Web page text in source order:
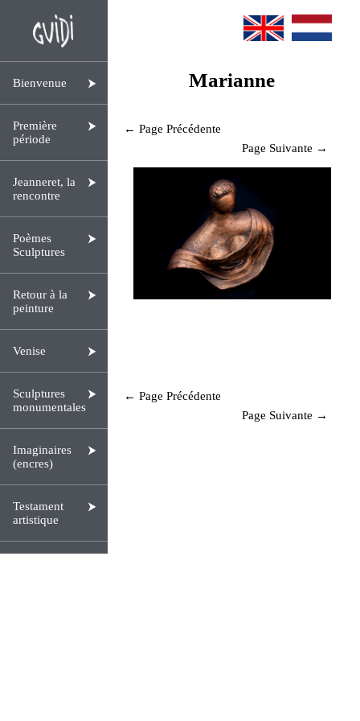
Bienvenue
Première
période
Jeanneret, la
rencontre
Poèmes
Sculptures
Retour à la
peinture
Venise
Sculptures
monumentales
Imaginaires
(encres)
Testament
artistique
Marianne
← Page Précédente
Page Suivante →
← Page Précédente
Page Suivante →